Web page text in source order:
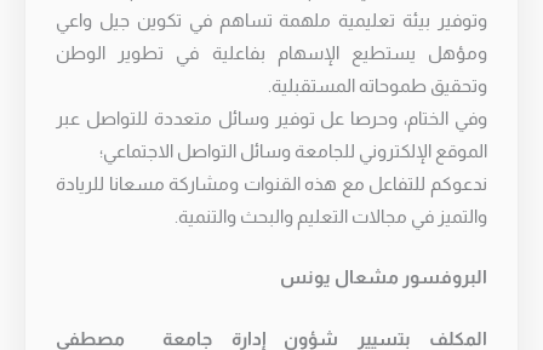
وتوفير بيئة تعليمية ملهمة تساهم في تكوين جيل واعي
ومؤهل يستطيع الإسهام بفاعلية في تطوير الوطن
وتحقيق طموحاته المستقبلية.
وفي الختام، وحرصا عل توفير وسائل متعددة للتواصل عبر
الموقع الإلكتروني للجامعة وسائل التواصل الاجتماعي؛
ندعوكم للتفاعل مع هذه القنوات ومشاركة مسعانا للريادة
والتميز في مجالات التعليم والبحث والتنمية.
البروفسور مشعال يونس
المكلف بتسيير شؤون إدارة جامعة مصطفى